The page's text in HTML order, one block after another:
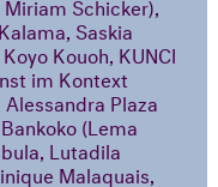
Saskia
Kouoh, KUNCI
im Kontext
Plaza
(Lema
Lutadila
Malaquais,